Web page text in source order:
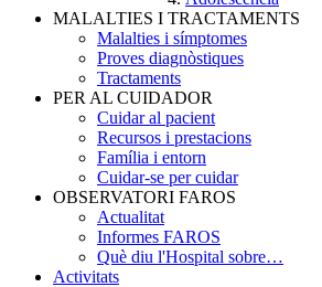
MALALTIES I TRACTAMENTS
Malalties i símptomes
Proves diagnòstiques
Tractaments
PER AL CUIDADOR
Cuidar al pacient
Recursos i prestacions
Família i entorn
Cuidar-se per cuidar
OBSERVATORI FAROS
Actualitat
Informes FAROS
Què diu l'Hospital sobre…
Activitats